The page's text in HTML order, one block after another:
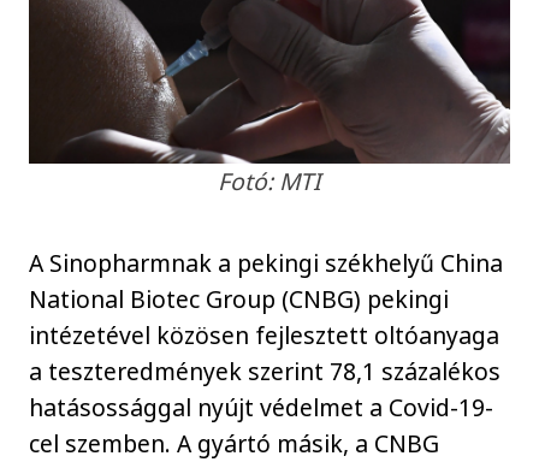
Fotó: MTI
A Sinopharmnak a pekingi székhelyű China
National Biotec Group (CNBG) pekingi
intézetével közösen fejlesztett oltóanyaga
a teszteredmények szerint 78,1 százalékos
hatásossággal nyújt védelmet a Covid-19-
cel szemben. A gyártó másik, a CNBG